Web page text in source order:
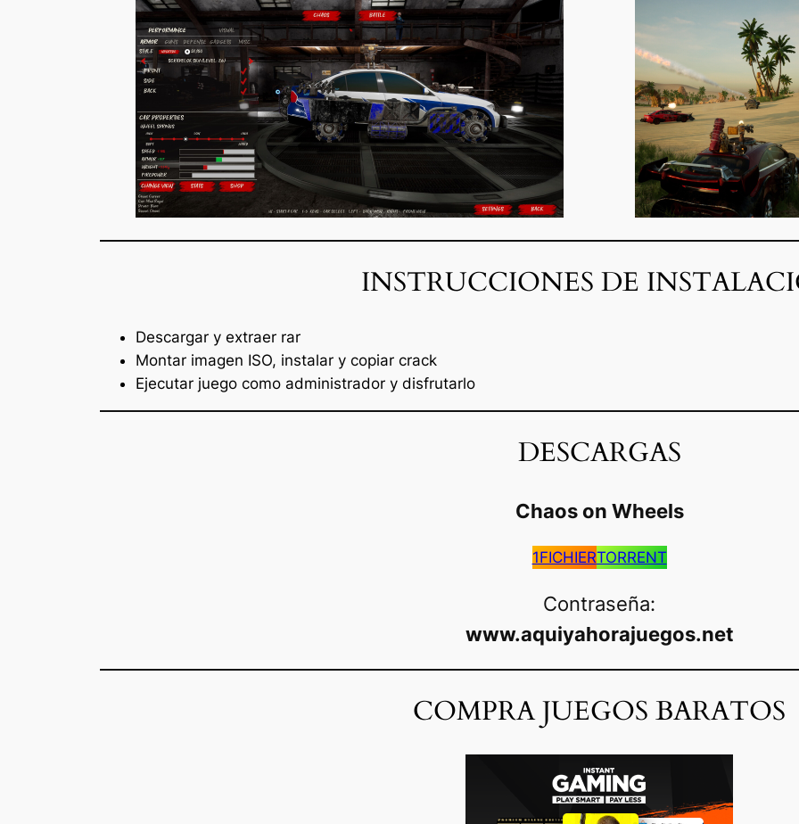
INSTRUCCIONES DE
Descargar y extraer rar
Montar imagen ISO, instalar y copiar crack
Ejecutar juego como administrador y disfrutarlo
DESCARGAS
Chaos on Wheels
1FICHIERTORRENT
Contraseña:
www.aquiyahorajuegos.net
COMPRA JUEGOS BARATOS